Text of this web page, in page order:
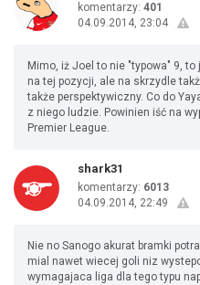
komentarzy: 401
04.09.2014, 23:04
Mimo, iż Joel to nie "typowa" 9,
na tej pozycji, ale na skrzydle
także perspektywiczny. Co do
z niego ludzie. Powinien iść na
Premier League.
shark31
komentarzy: 6013
04.09.2014, 22:49
Nie no Sanogo akurat bramki
mial nawet wiecej goli niz
wymagajaca liga dla tego typu